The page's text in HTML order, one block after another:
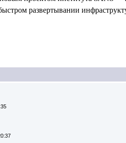
развертывании